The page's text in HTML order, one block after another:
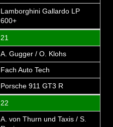
Lamborghini Gallardo LP
600+
21
A. Gugger / O. Klohs
Fach Auto Tech
Porsche 911 GT3 R
22
A. von Thurn und Taxis / S.